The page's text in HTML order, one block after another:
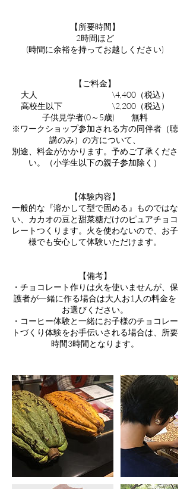
【所要時間】
2時間ほど
(時間に余裕を持ってお越しください)
【ご料金】
大人 \4,400（税込）
高校生以下 \2,200（税込）
子供見学者(0～5歳) 無料
※ワークショップ参加される方の同伴者（聴
講のみ）の方について、
別途、料金がかかります。予めご了承くださ
い。（小学生以下の親子参加除く）
【体験内容】
一般的な『溶かして型で固める』ものではな
い、カカオの豆と甜菜糖だけのピュアチョコ
レートつくります。火を使わないので、お子
様でも安心して体験いただけます。
【備考】
・チョコレート作りは火を使いませんが、保
護者が一緒に作る場合は大人お1人の料金を
お選びください。
・コーヒー体験と一緒にお子様のチョコレー
トづくり体験をお手伝いされる場合は、所要